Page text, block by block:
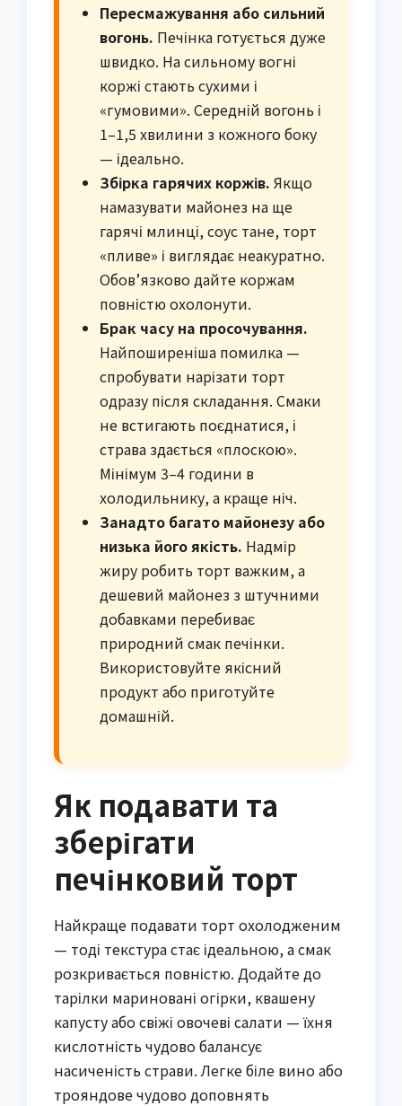
Пересмажування або сильний
вогонь. Печінка готується дуже
швидко. На сильному вогні
коржі стають сухими і
«гумовими». Середній вогонь і
1–1,5 хвилини з кожного боку
— ідеально.
Збірка гарячих коржів. Якщо
намазувати майонез на ще
гарячі млинці, соус тане, торт
«пливе» і виглядає неакуратно.
Обов’язково дайте коржам
повністю охолонути.
Брак часу на просочування.
Найпоширеніша помилка —
спробувати нарізати торт
одразу після складання. Смаки
не встигають поєднатися, і
страва здається «плоскою».
Мінімум 3–4 години в
холодильнику, а краще ніч.
Занадто багато майонезу або
низька його якість. Надмір
жиру робить торт важким, а
дешевий майонез з штучними
добавками перебиває
природний смак печінки.
Використовуйте якісний
продукт або приготуйте
домашній.
Як подавати та
зберігати
печінковий торт
Найкраще подавати торт охолодженим
— тоді текстура стає ідеальною, а смак
розкривається повністю. Додайте до
тарілки мариновані огірки, квашену
капусту або свіжі овочеві салати — їхня
кислотність чудово балансує
насиченість страви. Легке біле вино або
трояндове чудово доповнять